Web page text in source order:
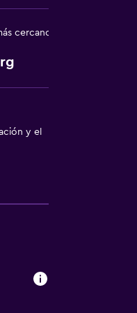
cercano
y el